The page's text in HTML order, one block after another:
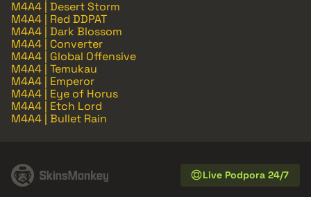
M4A4 | Desert Storm
M4A4 | Red DDPAT
M4A4 | Dark Blossom
M4A4 | Converter
M4A4 | Global Offensive
M4A4 | Temukau
M4A4 | Emperor
M4A4 | Eye of Horus
M4A4 | Etch Lord
M4A4 | Bullet Rain
Live Podpora 24/7